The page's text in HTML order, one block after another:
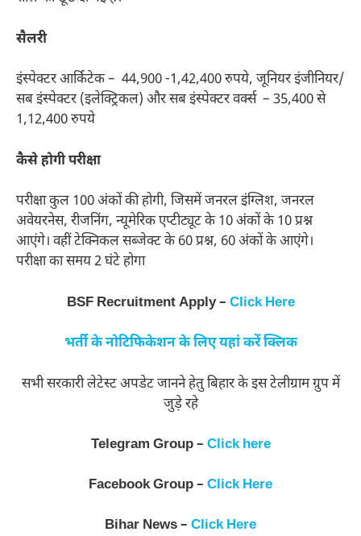
सैलरी
इंस्पेक्टर आर्किटेक – 44,900 -1,42,400 रुपये, जूनियर इंजीनियर/
सब इंस्पेक्टर (इलेक्ट्रिकल) और सब इंस्पेक्टर वर्क्स – 35,400 से
1,12,400 रुपये
कैसे होगी परीक्षा
परीक्षा कुल 100 अंकों की होगी, जिसमें जनरल इंग्लिश, जनरल
अवेयरनेस, रीजनिंग, न्यूमेरिक एप्टीट्यूट के 10 अंकों के 10 प्रश्न
आएंगे। वहीं टेक्निकल सब्जेक्ट के 60 प्रश्न, 60 अंकों के आएंगे।
परीक्षा का समय 2 घंटे होगा
BSF Recruitment Apply – Click Here
भर्ती के नोटिफिकेशन के लिए यहां करें क्लिक
सभी सरकारी लेटेस्ट अपडेट जानने हेतु बिहार के इस टेलीग्राम ग्रुप में
जुड़े रहे
Telegram Group – Click here
Facebook Group – Click Here
Bihar News – Click Here